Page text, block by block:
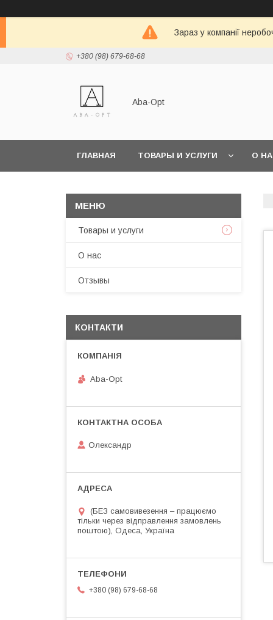
Зараз у компанії
+380 (98) 679-68-68
Aba-Opt
ГЛАВНАЯ ТОВАРЫ И УСЛУГИ О
Товары и услуги
О нас
Отзывы
КОНТАКТИ
Aba-Opt
Олександр
(БЕЗ самовивезення – працюємо
тільки через відправлення замовлень
поштою), Одеса, Україна
+380 (98) 679-68-68